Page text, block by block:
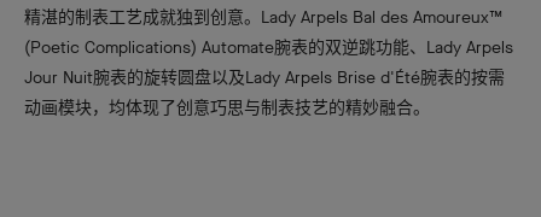
精湛的制表工艺成就独到创意。Lady Arpels Bal des Amoureux™
(Poetic Complications) Automate腕表的双逆跳功能、Lady Arpels
Jour Nuit腕表的旋转圆盘以及Lady Arpels Brise d'Été腕表的按需
动画模块，均体现了创意巧思与制表技艺的精妙融合。